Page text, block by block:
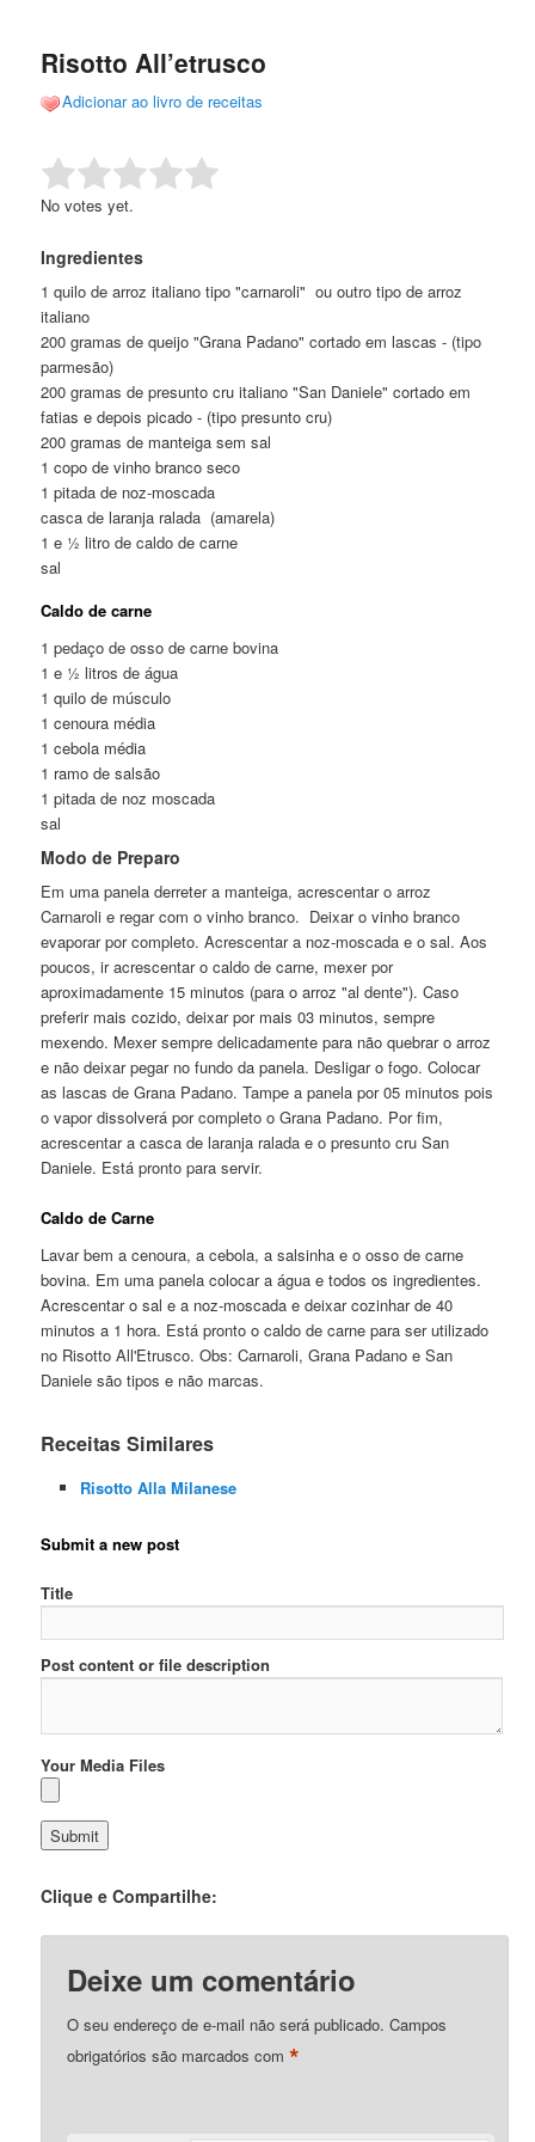
conteúdo
conteúdo
Risotto All’etrusco
Adicionar ao livro de receitas
Rate this item: Submit Rating
No votes yet.
Ingredientes
1 quilo de arroz italiano tipo "carnaroli" ou outro tipo de arroz
italiano
200 gramas de queijo "Grana Padano" cortado em lascas - (tipo
parmesão)
200 gramas de presunto cru italiano "San Daniele" cortado em
fatias e depois picado - (tipo presunto cru)
200 gramas de manteiga sem sal
1 copo de vinho branco seco
1 pitada de noz-moscada
casca de laranja ralada (amarela)
1 e ½ litro de caldo de carne
sal
Caldo de carne
1 pedaço de osso de carne bovina
1 e ½ litros de água
1 quilo de músculo
1 cenoura média
1 cebola média
1 ramo de salsão
1 pitada de noz moscada
sal
Modo de Preparo
Em uma panela derreter a manteiga, acrescentar o arroz
Carnaroli e regar com o vinho branco. Deixar o vinho branco
evaporar por completo. Acrescentar a noz-moscada e o sal. Aos
poucos, ir acrescentar o caldo de carne, mexer por
aproximadamente 15 minutos (para o arroz "al dente"). Caso
preferir mais cozido, deixar por mais 03 minutos, sempre
mexendo. Mexer sempre delicadamente para não quebrar o arroz
e não deixar pegar no fundo da panela. Desligar o fogo. Colocar
as lascas de Grana Padano. Tampe a panela por 05 minutos pois
o vapor dissolverá por completo o Grana Padano. Por fim,
acrescentar a casca de laranja ralada e o presunto cru San
Daniele. Está pronto para servir.
Caldo de Carne
Lavar bem a cenoura, a cebola, a salsinha e o osso de carne
bovina. Em uma panela colocar a água e todos os ingredientes.
Acrescentar o sal e a noz-moscada e deixar cozinhar de 40
minutos a 1 hora. Está pronto o caldo de carne para ser utilizado
no Risotto All'Etrusco. Obs: Carnaroli, Grana Padano e San
Daniele são tipos e não marcas.
Receitas Similares
Risotto Alla Milanese
Submit a new post
Title
Post content or file description
Your Media Files
Clique e Compartilhe:
Deixe um comentário
O seu endereço de e-mail não será publicado. Campos
obrigatórios são marcados com*